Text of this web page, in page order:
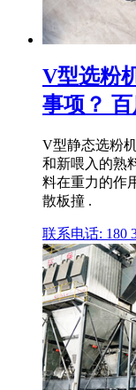
V型选粉
事项？
V型静态选粉
和新喂入的熟
料在重力的作
散板撞 .
联系电话: 180